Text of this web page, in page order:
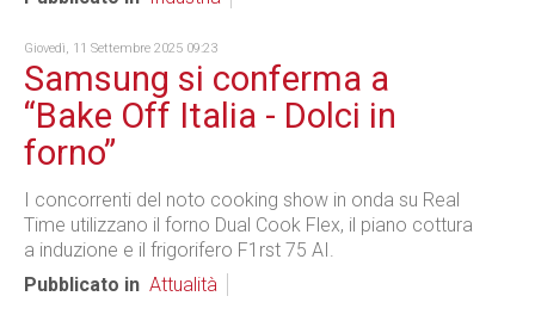
Giovedì, 11 Settembre 2025 09:23
Samsung si conferma a
“Bake Off Italia - Dolci in
forno”
I concorrenti del noto cooking show in onda su Real
Time utilizzano il forno Dual Cook Flex, il piano cottura
a induzione e il frigorifero F1rst 75 AI.
Pubblicato in Attualità